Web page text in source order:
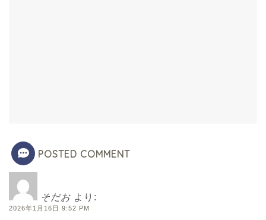
POSTED COMMENT
そだお より:
2026年1月16日 9:52 PM